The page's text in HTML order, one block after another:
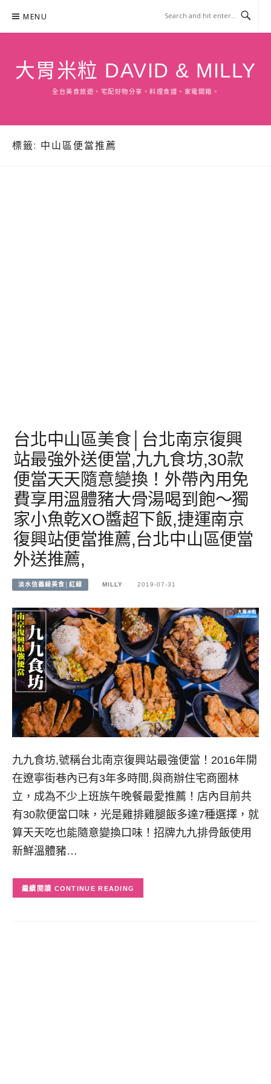
content
MENU
大胃米粒 DAVID & MILLY
全台美食旅遊。宅配好物分享。料理食譜。家電開箱。
標籤: 中山區便當推薦
台北中山區美食│台北南京復興
站最強外送便當,九九食坊,30款
便當天天隨意變換！外帶內用免
費享用溫體豬大骨湯喝到飽～獨
家小魚乾XO醬超下飯,捷運南京
復興站便當推薦,台北中山區便當
外送推薦,
淡水信義線美食│紅線 MILLY 2019-07-31
九九食坊,號稱台北南京復興站最強便當！2016年開
在遼寧街巷內已有3年多時間,與商辦住宅商圈林
立，成為不少上班族午晚餐最愛推薦！店內目前共
有30款便當口味，光是雞排雞腿飯多達7種選擇，就
算天天吃也能隨意變換口味！招牌九九排骨飯使用
新鮮溫體豬…
CONTINUE READING